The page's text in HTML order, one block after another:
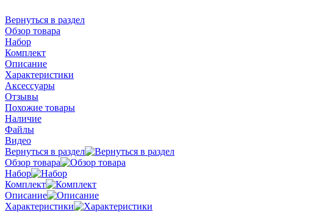
Вернуться в раздел
Обзор товара
Набор
Комплект
Описание
Характеристики
Аксессуары
Отзывы
Похожие товары
Наличие
Файлы
Видео
Вернуться в раздел
Обзор товара
Набор
Комплект
Описание
Характеристики